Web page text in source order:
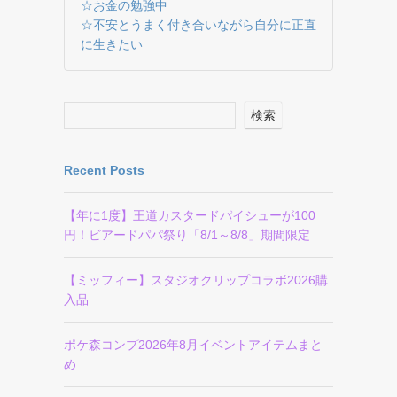
☆お金の勉強中
☆不安とうまく付き合いながら自分に正直
に生きたい
検索
Recent Posts
【年に1度】王道カスタードパイシューが100
円！ビアードパパ祭り「8/1～8/8」期間限定
【ミッフィー】スタジオクリップコラボ2026購
入品
ポケ森コンプ2026年8月イベントアイテムまと
め